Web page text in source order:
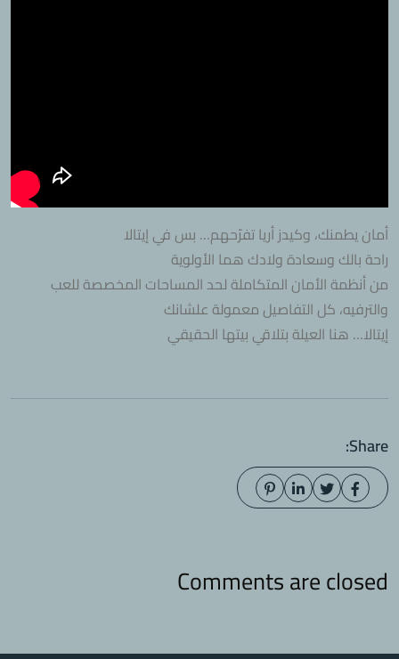
أمان يطمنك، وكيدز أريا تفرّحهم… بس في إيتالا
راحة بالك وسعادة ولادك هما الأولوية
من أنظمة الأمان المتكاملة لحد المساحات المخصصة للعب
والترفيه، كل التفاصيل معمولة علشانك
إيتالا… هنا العيلة بتلاقي بيتها الحقيقي
Share:
Comments are closed